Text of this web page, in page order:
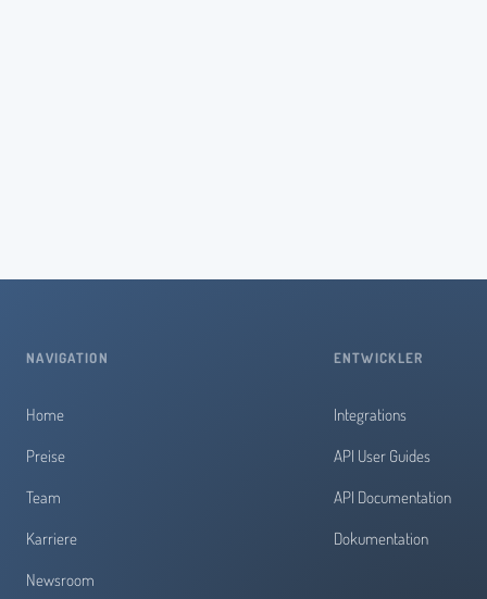
NAVIGATION
Home
Preise
Team
Karriere
Newsroom
ENTWICKLER
Integrations
API User Guides
API Documentation
Dokumentation